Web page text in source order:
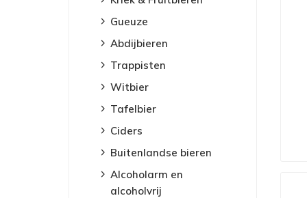
Gueuze
Abdijbieren
Trappisten
Witbier
Tafelbier
Ciders
Buitenlandse bieren
Alcoholarm en
alcoholvrij